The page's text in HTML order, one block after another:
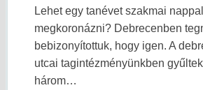
Lehet egy tanévet szakmai nappal
megkoronázni? Debrecenben
bebizonyítottuk, hogy igen. A
utcai tagintézményünkben
három…